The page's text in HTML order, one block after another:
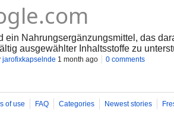
ein Nahrungsergänzungsmittel, das
ausgewählter Inhaltsstoffe zu
bei seinem täglichen Bedarf
jarofixkapselnde 1 month ago 0 comments
of use FAQ Categories Newest stories